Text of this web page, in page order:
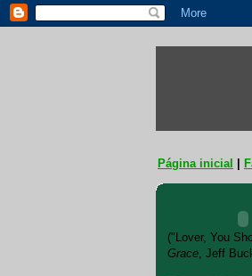
Página inicial
("Lover, You
Grace, Jeff